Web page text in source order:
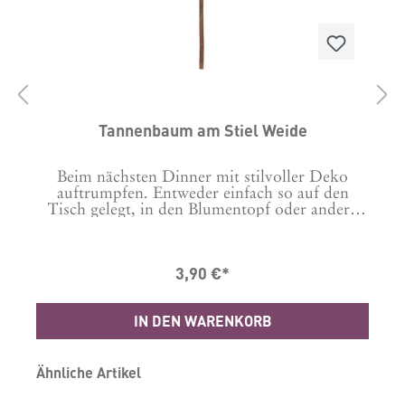
Tannenbaum am Stiel Weide
Beim nächsten Dinner mit stilvoller Deko
auftrumpfen. Entweder einfach so auf den
Tisch gelegt, in den Blumentopf oder andere
3,90 €*
IN DEN WARENKORB
Produktgalerie überspringen
Ähnliche Artikel